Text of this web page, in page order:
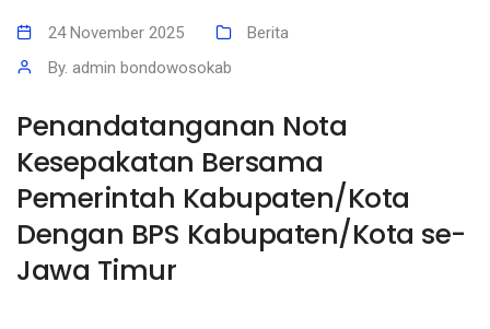
24 November 2025
Berita
By. admin bondowosokab
Penandatanganan Nota
Kesepakatan Bersama
Pemerintah Kabupaten/Kota
Dengan BPS Kabupaten/Kota se-
Jawa Timur